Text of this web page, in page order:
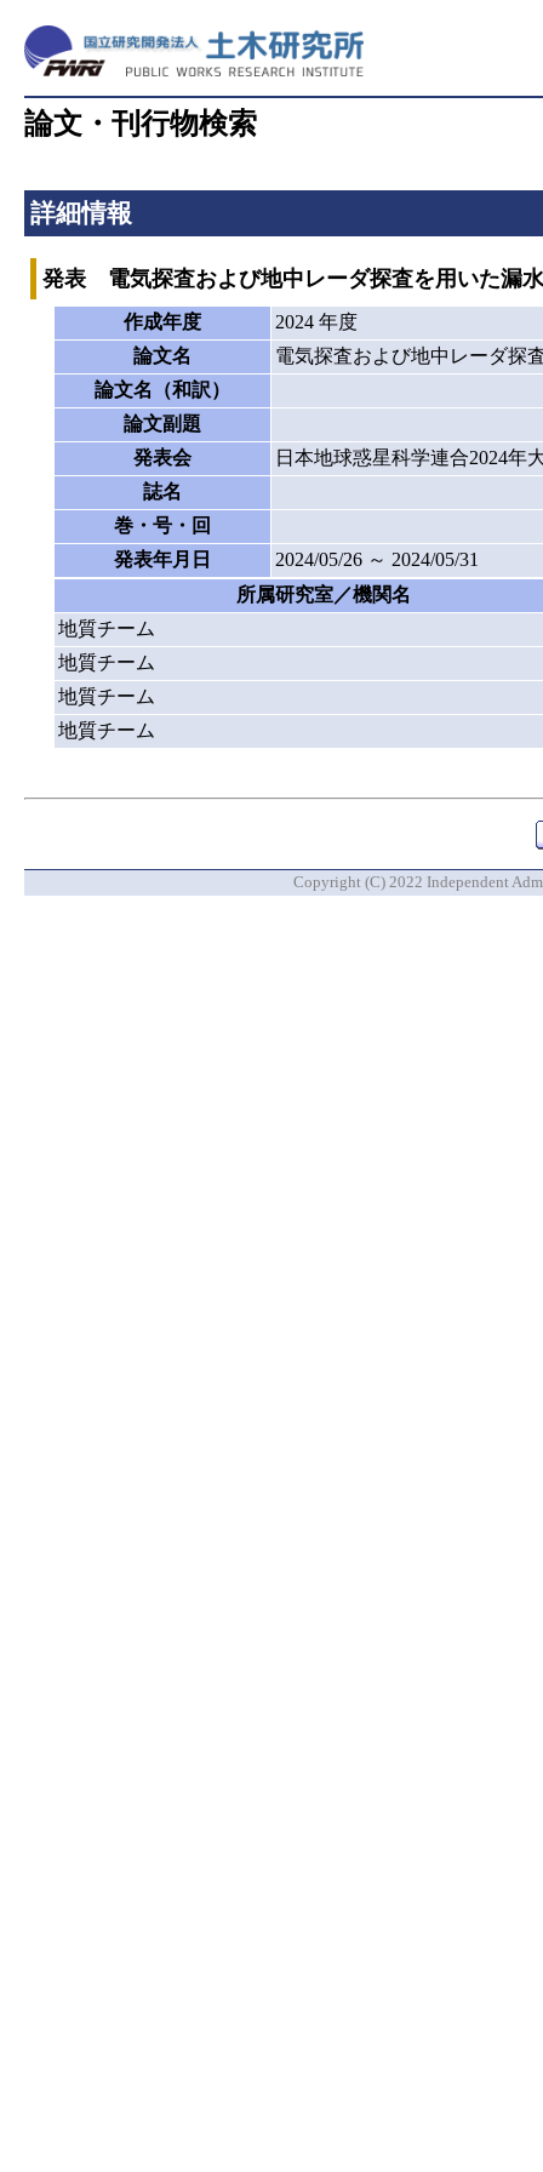
論文・刊行物検索
詳細情報
発表 電気探査および地中レーダ探査を用いた漏
作成年度
2024 年度
論文名
電気探査および地中レーダ探
論文名（和訳）
論文副題
発表会
日本地球惑星科学連合2024年
誌名
巻・号・回
発表年月日
2024/05/26 ～ 2024/05/31
所属研究室／機関名
地質チーム
地質チーム
地質チーム
地質チーム
Copyright (C) 2022 Independent